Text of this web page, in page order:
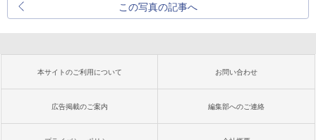
この写真の記事へ
本サイトのご利用について お問い合わせ
広告掲載のご案内 編集部へのご連絡